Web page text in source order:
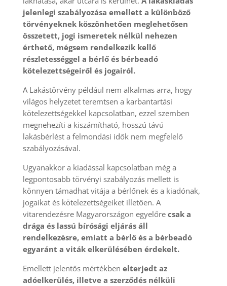
jelenlegi szabályozása emellett a különböző
törvényeknek köszönhetően meglehetősen
összetett, jogi ismeretek nélkül nehezen
érthető, mégsem rendelkezik kellő
részletességgel a bérlő és bérbeadó
kötelezettségeiről és jogairól.
A Lakástörvény például nem alkalmas arra, hogy
világos helyzetet teremtsen a karbantartási
kötelezettségekkel kapcsolatban, ezzel szemben
megnehezíti a kiszámítható, hosszú távú
lakásbérlést a felmondási idők nem megfelelő
szabályozásával.
Ugyanakkor a kiadással kapcsolatban még a
legpontosabb törvényi szabályozás mellett is
könnyen támadhat vitája a bérlőnek és a kiadónak,
jogaikat és kötelezettségeiket illetően. A
vitarendezésre Magyarországon egyelőre csak a
drága és lassú bírósági eljárás áll
rendelkezésre, emiatt a bérlő és a bérbeadó
egyaránt a viták elkerülésében érdekelt.
Emellett jelentős mértékben elterjedt az
adóelkerülés, illetve a szerződés nélküli